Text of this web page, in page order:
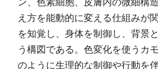
え方を能動的に変える仕組みが
を知覚し、身体を制御し、背景
う構図である。色変化を使うカ
のように生理的な制御や行動を